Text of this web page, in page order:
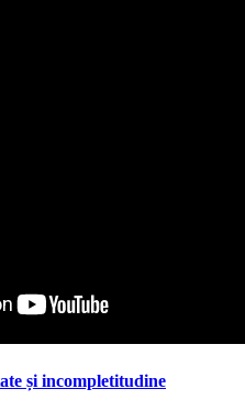
și incompletitudine